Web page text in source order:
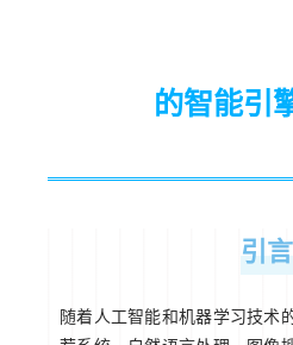
的智能引
引言
随着人工智能和机器学习技术